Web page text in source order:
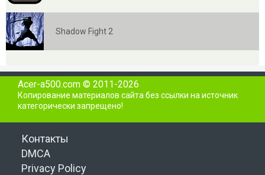
Shadow Fight 2
Acer-a500.com © 2011-2026
Копирование материалов сайта без ссылки на источник
категорически запрещено!
Контакты
DMCA
Privacy Policy